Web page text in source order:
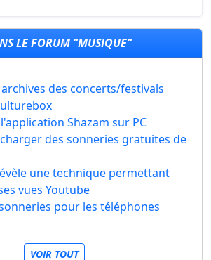
LE FORUM "MUSIQUE"
des concerts/festivals
Shazam sur PC
des sonneries gratuites de
une technique permettant
vues Youtube
pour les téléphones
VOIR TOUT